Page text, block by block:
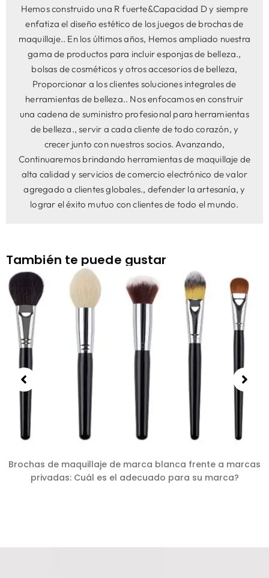
Hemos construido una R fuerte&Capacidad D y siempre
enfatiza el diseño estético de los juegos de brochas de
maquillaje.. En los últimos años, Hemos ampliado nuestra
gama de productos para incluir esponjas de belleza.,
bolsas de cosméticos y otros accesorios de belleza,
Proporcionar a los clientes soluciones integrales de
herramientas de belleza.. Nos enfocamos en construir
una cadena de suministro profesional para herramientas
de belleza., servir a cada cliente de todo corazón, y
crecer junto con nuestros socios. Avanzando,
Continuaremos brindando herramientas de maquillaje de
alta calidad y servicios de comercio electrónico de valor
agregado a clientes globales., defender la artesanía, y
lograr el éxito mutuo con clientes de todo el mundo.
También te puede gustar
Brochas de maquillaje de marca blanca frente a marcas
privadas: Cuál es el adecuado para su marca?